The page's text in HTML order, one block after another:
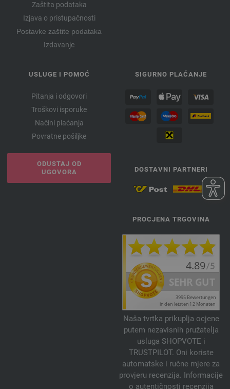
Zaštita podataka
Izjava o pristupačnosti
Postavke zaštite podataka
Izdavanje
USLUGE I POMOĆ
Pitanja i odgovori
Troškovi isporuke
Načini plaćanja
Povratne pošiljke
ODUSTAJ OD
UGOVORA
SIGURNO PLAĆANJE
DOSTAVNI PARTNERI
PROCJENA TRGOVINA
Naša tvrtka prikuplja ocjene
putem nezavisnih pružatelja
usluga SHOPVOTE i
TRUSTPILOT. Oni koriste
automatske i ručne mjere za
provjeru recenzija. Informacije
o autentičnosti recenzija